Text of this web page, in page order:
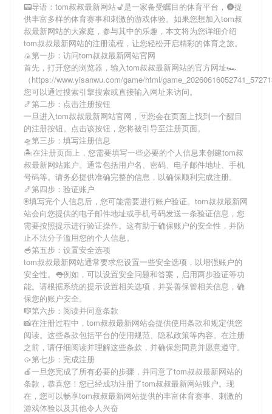
📟导语： tom叔叔最新网站💺是一家备受瞩目的体育平台，🌚提
供丰富多样的体育赛事和刺激的游戏体验。如果您想加入tom叔
叔最新网站的大家庭，参与其中的乐趣，本文将为您详细介绍
tom叔叔最新网站的注册流程，让您轻松开启精彩的体育之旅。
🍙第一步：访问tom叔叔最新网站官网
首先，打开您的浏览器，输入tom叔叔最新网站的官方网址🏎
（https://www.yisanwu.com/game/html/
您可以通过搜索引擎搜索或直接输入网址来访问。
🍤第二步：点击注册按钮
一旦进入tom叔叔最新网站官网，🈂您会在页面上找到一个醒目
的注册按钮。点击该按钮，您将被引导至注册页面。
🛸第三步：填写注册信息
🏝在注册页面上，您需要填写一些必要的个人信息来创建tom叔
叔最新网站账户。通常包括用户名、密码、电子邮件地址、手机
号码等。请务必提供准确完整的信息，以确保顺利完成注册。
🍤第四步：验证账户
🖲填写完个人信息后，您可能需要进行账户验证。 tom叔叔最新网
站会向您提供的电子邮件地址或手机号码发送一条验证信息，您
需要按照提示进行验证操作。这有助于确保账户的安全性，并防
止不法分子滥用您的个人信息。
🥣第五步：设置安全选项
tom叔叔最新网站通常要求您设置一些安全选项，以增强账户的
安全性。👅例如，可以设置安全问题和答案，启用两步验证等功
能。请根据系统的提示设置相关选项，并妥善保管相关信息，确
保您的账户安全。
🎼第六步：阅读并同意条款
📸在注册过程中， tom叔叔最新网站会提供使用条款和规定供您
阅读。这些条款包括平台的使用规范、隐私政策等内容。在注册
之前，请仔细阅读并理解这些条款，并确保您同意并愿意遵守。
🥠第七步：完成注册
🍎一旦您完成了所有必要的步骤，并同意了tom叔叔最新网站的
条款，恭喜您！您已经成功注册了tom叔叔最新网站账户。现
在，您可以畅享tom叔叔最新网站提供的丰富体育赛事、刺激的
游戏体验以及其他令人兴奋